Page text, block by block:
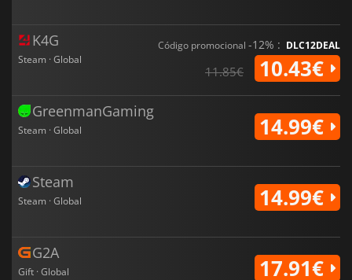
K4G
Steam · Global
Código promocional -12% : DLC12DEAL
11.85€ 10.43€
GreenmanGaming
Steam · Global 14.99€
Steam
Steam · Global 14.99€
G2A
Gift · Global 17.91€